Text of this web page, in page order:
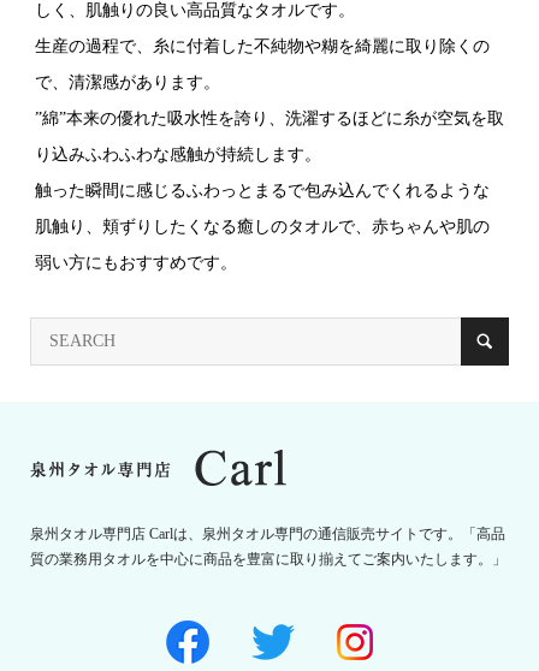
しく、肌触りの良い高品質なタオルです。
生産の過程で、糸に付着した不純物や糊を綺麗に取り除くの
で、清潔感があります。
”綿”本来の優れた吸水性を誇り、洗濯するほどに糸が空気を取
り込みふわふわな感触が持続します。
触った瞬間に感じるふわっとまるで包み込んでくれるような
肌触り、頬ずりしたくなる癒しのタオルで、赤ちゃんや肌の
弱い方にもおすすめです。
泉州タオル専門店 Carlは、泉州タオル専門の通信販売サイトです。「高品
質の業務用タオルを中心に商品を豊富に取り揃えてご案内いたします。」